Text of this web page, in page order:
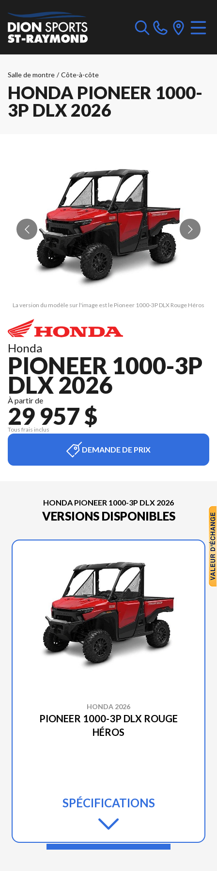
Salle de montre / Côte-à-côte
HONDA PIONEER 1000-
3P DLX 2026
La version du modèle sur l'image est le Pioneer 1000-3P DLX Rouge Héros
Honda
PIONEER 1000-3P
DLX 2026
À partir de
29 957 $
Tous frais inclus
DEMANDE DE PRIX
HONDA PIONEER 1000-3P DLX 2026
VERSIONS DISPONIBLES
HONDA 2026
PIONEER 1000-3P DLX ROUGE
HÉROS
SPÉCIFICATIONS